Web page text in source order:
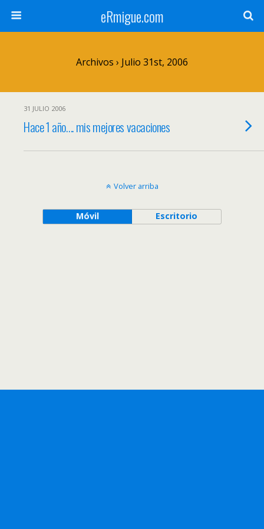
eRmigue.com
Archivos › Julio 31st, 2006
31 JULIO 2006
Hace 1 año…. mis mejores vacaciones
Volver arriba
Móvil Escritorio